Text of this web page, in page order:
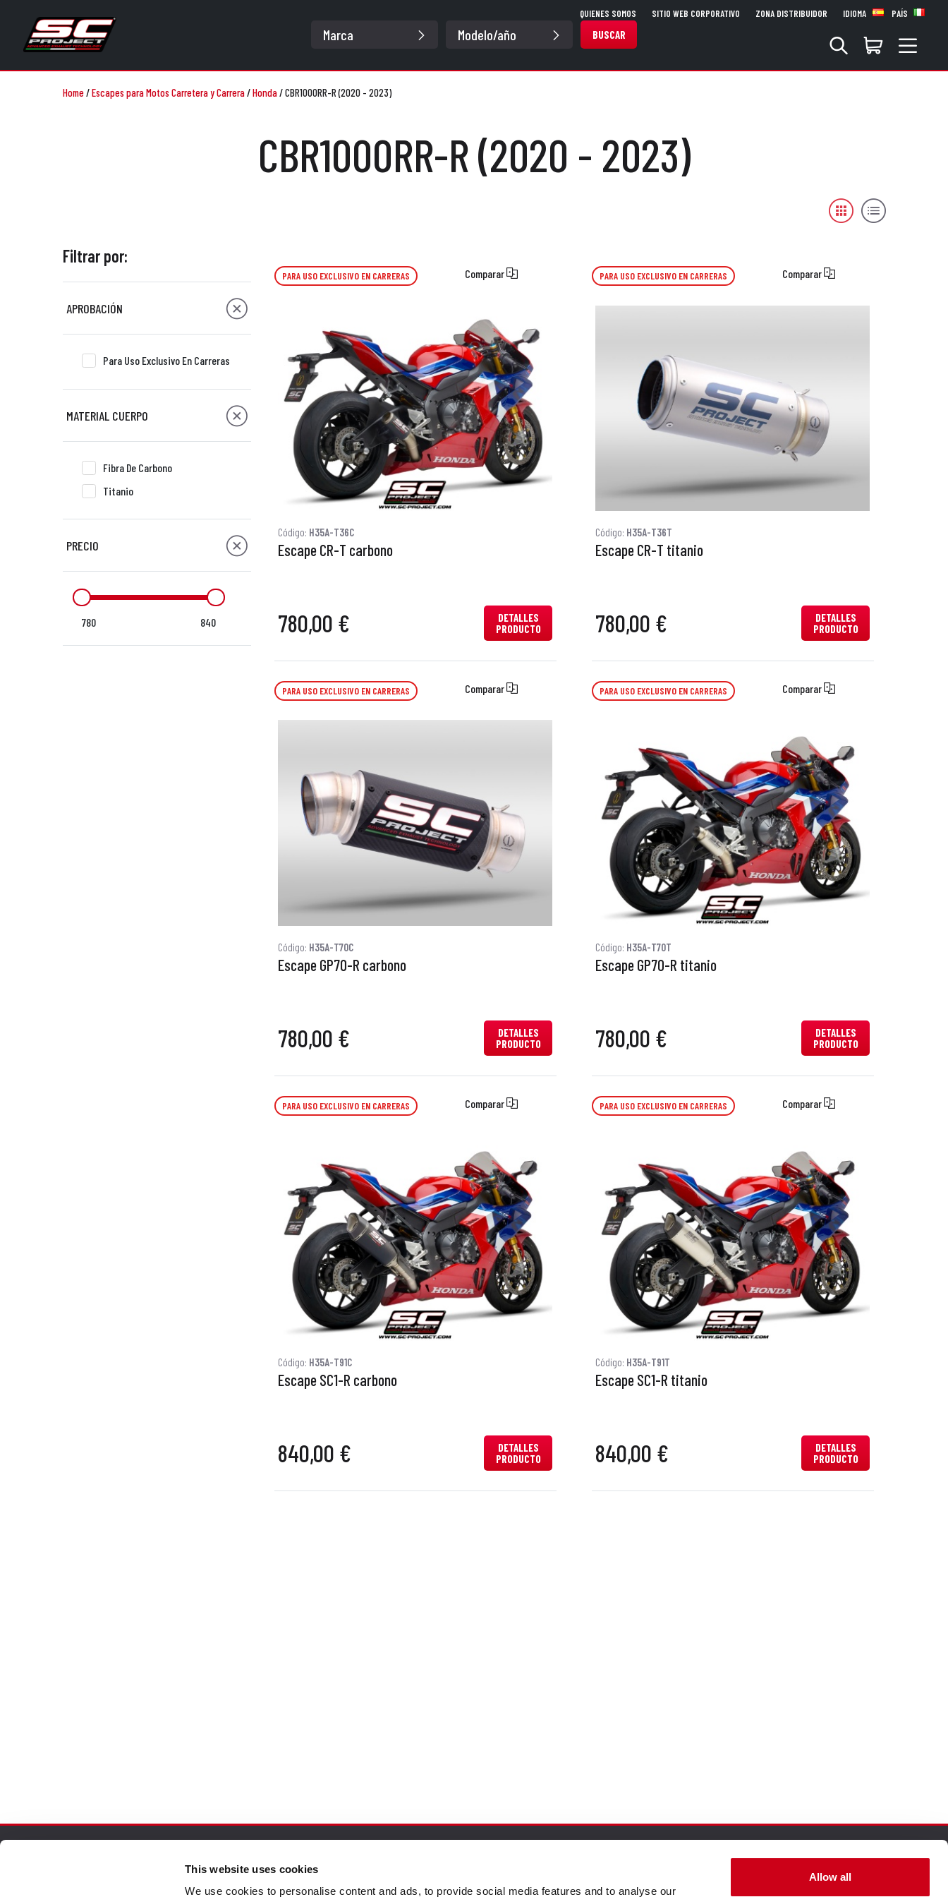
This website uses cookies
We use cookies to personalise content and ads, to provide social media features and to analyse our
Allow all
BUSCAR
QUIENES SOMOS SITIO WEB CORPORATIVO ZONA DISTRIBUIDOR IDIOMA PAÍS
Home/Escapes para Motos Carretera y Carrera/Honda/CBR1000RR-R (2020 - 2023)
CBR1000RR-R (2020 - 2023)
Filtrar por:
APROBACIÓN
Para Uso Exclusivo En Carreras
MATERIAL CUERPO
Fibra De Carbono
Titanio
PRECIO
780 840
PARA USO EXCLUSIVO EN CARRERAS Comparar
Código: H35A-T36C
Escape CR-T carbono
780,00 €
DETALLES
PRODUCTO
PARA USO EXCLUSIVO EN CARRERAS Comparar
Código: H35A-T36T
Escape CR-T titanio
780,00 €
DETALLES
PRODUCTO
PARA USO EXCLUSIVO EN CARRERAS Comparar
Código: H35A-T70C
Escape GP70-R carbono
780,00 €
DETALLES
PRODUCTO
PARA USO EXCLUSIVO EN CARRERAS Comparar
Código: H35A-T70T
Escape GP70-R titanio
780,00 €
DETALLES
PRODUCTO
PARA USO EXCLUSIVO EN CARRERAS Comparar
Código: H35A-T91C
Escape SC1-R carbono
840,00 €
DETALLES
PRODUCTO
PARA USO EXCLUSIVO EN CARRERAS Comparar
Código: H35A-T91T
Escape SC1-R titanio
840,00 €
DETALLES
PRODUCTO
Pedidos Seguros Atención al Cliente Follow us